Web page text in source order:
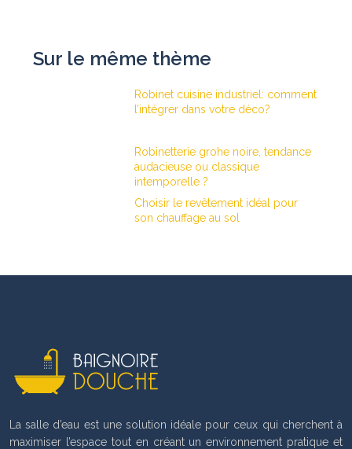
Sur le même thème
Robinet cuisine industriel: comment
l’intégrer dans votre déco?
Robinetterie grohe noire, tendance
audacieuse ou classique
intemporelle ?
Choisir le revêtement idéal pour
son chauffage au sol
La salle d’eau est une solution idéale pour ceux qui cherchent à
maximiser l’espace tout en créant un environnement pratique et